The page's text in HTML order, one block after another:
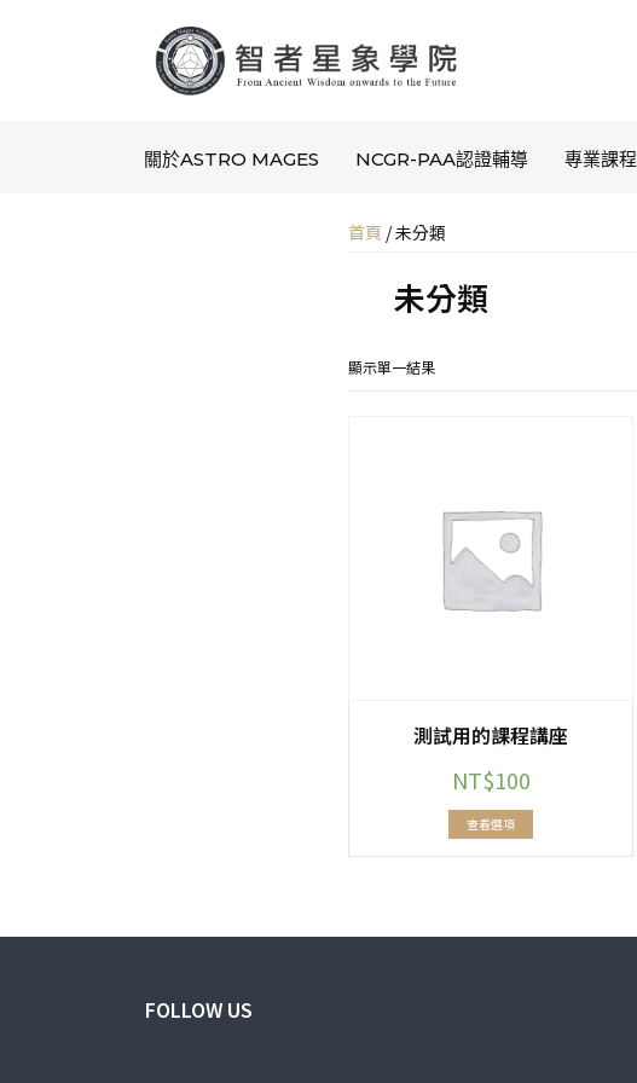
關於ASTRO MAGES NCGR-PAA認證輔導 專業課程
首頁 / 未分類
未分類
顯示單一結果
測試用的課程講座
NT$100
查看選項
此
產
多
FOLLOW US